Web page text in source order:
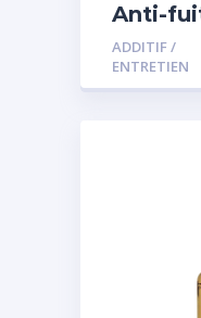
Anti-
pour
assistée
ADDITIF /
ENTRETIEN